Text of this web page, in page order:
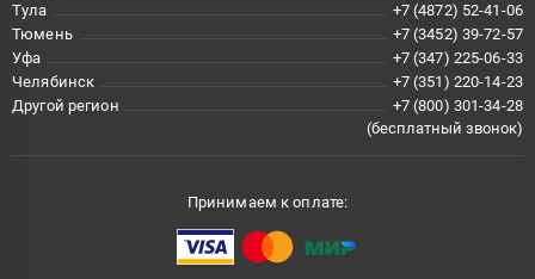
Тула
+7 (4872) 52-41-06
Тюмень
+7 (3452) 39-72-57
Уфа
+7 (347) 225-06-33
Челябинск
+7 (351) 220-14-23
Другой регион
+7 (800) 301-34-28
(бесплатный звонок)
Принимаем к оплате: